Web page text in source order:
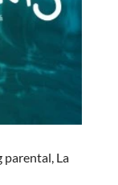
parental, La